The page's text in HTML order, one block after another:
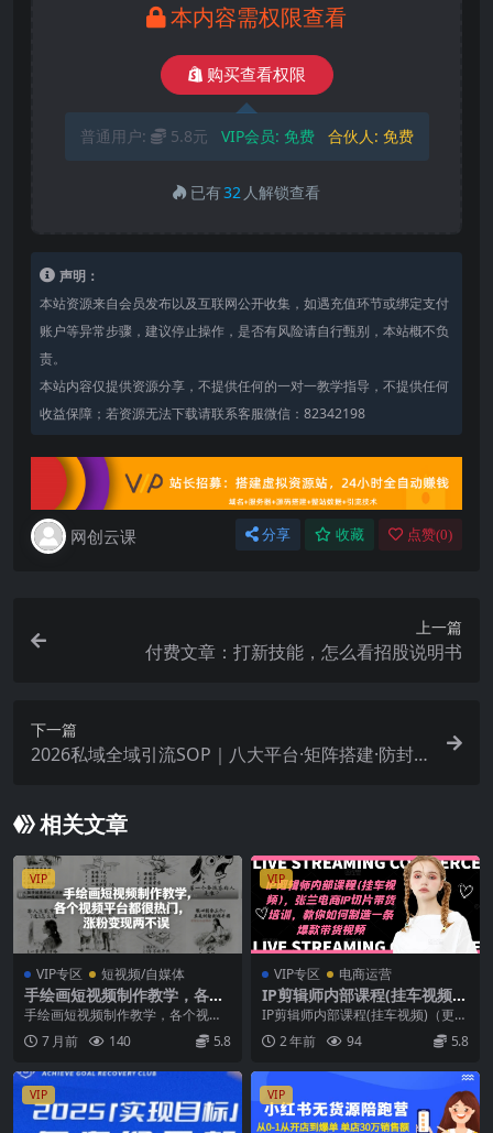
本内容需权限查看
购买查看权限
普通用户: 5.8元 VIP会员: 免费 合伙人: 免费
已有32 人解锁查看
声明：
本站资源来自会员发布以及互联网公开收集，如遇充值环节或绑定支付
账户等异常步骤，建议停止操作，是否有风险请自行甄别，本站概不负
责。
本站内容仅提供资源分享，不提供任何的一对一教学指导，不提供任何
收益保障；若资源无法下载请联系客服微信：82342198
网创云课 分享 收藏 点赞(0)
上一篇
付费文章：打新技能，怎么看招股说明书
下一篇
2026私域全域引流SOP｜八大平台·矩阵搭建·防封
相关文章
VIP
VIP专区 短视频/自媒体
手绘画短视频制作教学，各个
视频平台都很热门，涨粉变现
两不误
手绘画短视频制作教学，各个视频
平台都很热门，涨粉变现两不误 项
目介绍： 啥是手绘...
7 月前 140 5.8
VIP
VIP专区 电商运营
IP剪辑师内部课程(挂车视频)
(更新09月)，张兰电商IP切片
带货培训，教你如何制造一条
爆款带货视频
IP剪辑师内部课程(挂车视频)（更新
09月），张兰电商IP切片带货培
训，教你如何...
2 年前 94 5.8
VIP VIP